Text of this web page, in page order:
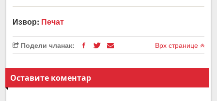
Извор: Печат
Подели чланак: Врх странице
Оставите коментар